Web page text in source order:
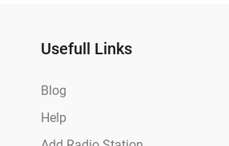
Usefull Links
Blog
Help